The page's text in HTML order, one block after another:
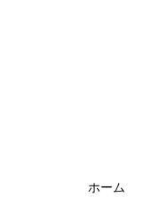
ホーム